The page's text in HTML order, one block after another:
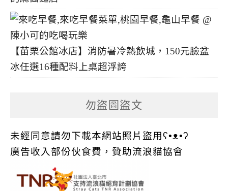
【苗栗公館冰店】消防暑冷熱飲城，150元臉盆
冰任選16種配料上桌超浮誇
勿盜圖盜文
未經同意請勿下載本網站照片盜用ʕ•ᴥ•ʔ
廣告收入部份伙食費，贊助流浪貓協會